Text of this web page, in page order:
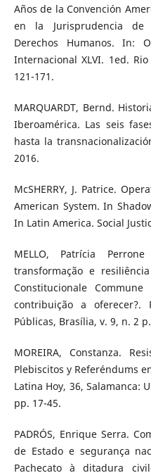
Años de la Convención
en la Jurisprudencia
Derechos Humanos. In:
Internacional XLVI. 1ed.
121-171.
MARQUARDT, Bernd.
Iberoamérica. Las seis
hasta la
2016.
McSHERRY, J. Patrice.
American System. In
In Latin America. Social
MELLO, Patrícia Perrone
transformação e
Constitucionale
contribuição a oferecer?.
Públicas, Brasília, v. 9, n. 2
MOREIRA, Constanza.
Plebiscitos y Referéndums
Latina Hoy, 36, Salamanca:
pp. 17-45.
PADRÓS, Enrique Serra.
de Estado e segurança
Pachecato à ditadura